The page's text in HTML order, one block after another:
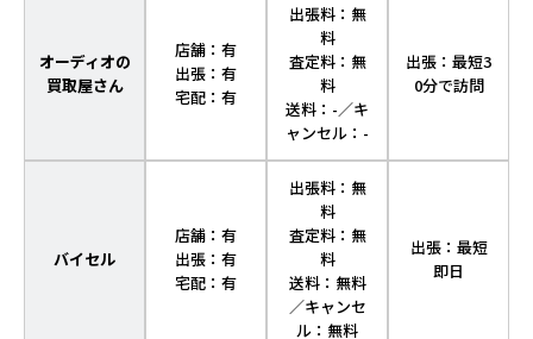
オーディオの
買取屋さん
店舗：有
出張：有
宅配：有
出張料：無
料
査定料：無
料
送料：-／キ
ャンセル：-
出張：最短3
0分で訪問
バイセル
店舗：有
出張：有
宅配：有
出張料：無
料
査定料：無
料
送料：無料
／キャンセ
ル：無料
出張：最短
即日